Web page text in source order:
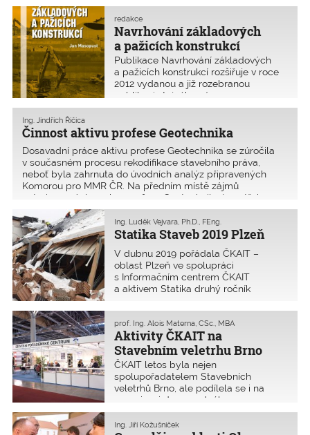
prostřednictvím Systému stavebně technické prevence.
Tento příspěvek vznikl na popud jednání aktivu Statika
ČKAIT.
Navrhování základových
a pažicích konstrukcí
redakce
Publikace Navrhování základových
a pažicích konstrukcí rozšiřuje v roce
2012 vydanou a již rozebranou
publikaci stejného názvu.
Činnost aktivu profese Geotechnika
Ing. Jindřich Řičica
Dosavadní práce aktivu profese Geotechnika se zúročila
v současném procesu rekodifikace stavebního práva,
neboť byla zahrnuta do úvodních analýz připravených
Komorou pro MMR ČR. Na předním místě zájmů
autorizovaných osob z profese Geotechnika je potřeba
posílení pozice tohoto oboru v našem právním rámci,
neboť v praxi je výrazně pociťován nadměrný přenos
geotechnických rizik stavebních záměrů na projektanty
a dodavatele. Tento problém se projevuje zejména
v chronické nedostatečnosti geotechnických průzkumů.
Statika Staveb 2019 Plzeň
Ing. Luděk Vejvara, Ph.D., FEng.
V dubnu 2019 pořádala ČKAIT –
oblast Plzeň ve spolupráci
s Informačním centrem ČKAIT
a aktivem Statika druhý ročník
Statika staveb. Zúčastnilo se jí 140
posluchačů a 8 přednášejících.
Aktivity ČKAIT na
Stavebním veletrhu Brno
prof. Ing. Alois Materna, CSc., MBA
ČKAIT letos byla nejen
spolupořadatelem Stavebních
veletrhů Brno, ale podílela se i na
organizaci doprovodného programu.
Zájem o odborné přednášky byl
veliký, a to po všechny čtyři dny
Ing. Jiří Kožušníček